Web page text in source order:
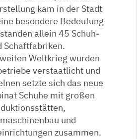
kam in der Stadt
besondere Bedeutung
allein 45 Schuh-
Schaftfabriken.
Weltkrieg wurden
verstaatlicht und
setzte sich das neue
Schuhe mit großen
und
zusammen.